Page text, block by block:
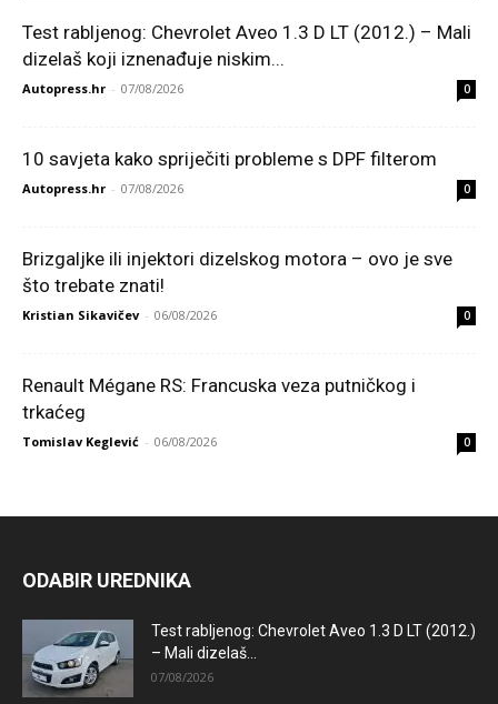
Test rabljenog: Chevrolet Aveo 1.3 D LT (2012.) – Mali
dizelaš koji iznenađuje niskim...
Autopress.hr - 07/08/2026 0
10 savjeta kako spriječiti probleme s DPF filterom
Autopress.hr - 07/08/2026 0
Brizgaljke ili injektori dizelskog motora – ovo je sve
što trebate znati!
Kristian Sikavičev - 06/08/2026 0
Renault Mégane RS: Francuska veza putničkog i
trkaćeg
Tomislav Keglević - 06/08/2026 0
ODABIR UREDNIKA
Test rabljenog: Chevrolet Aveo 1.3 D LT (2012.)
– Mali dizelaš...
07/08/2026